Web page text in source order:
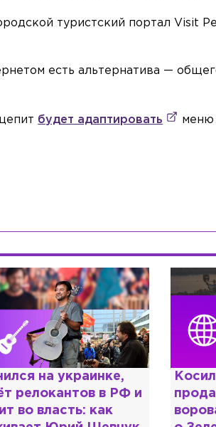
туристский портал Visit
есть альтернатива —
будет адаптировать меню
на украинке,
релокантов в РФ и
во власть: как